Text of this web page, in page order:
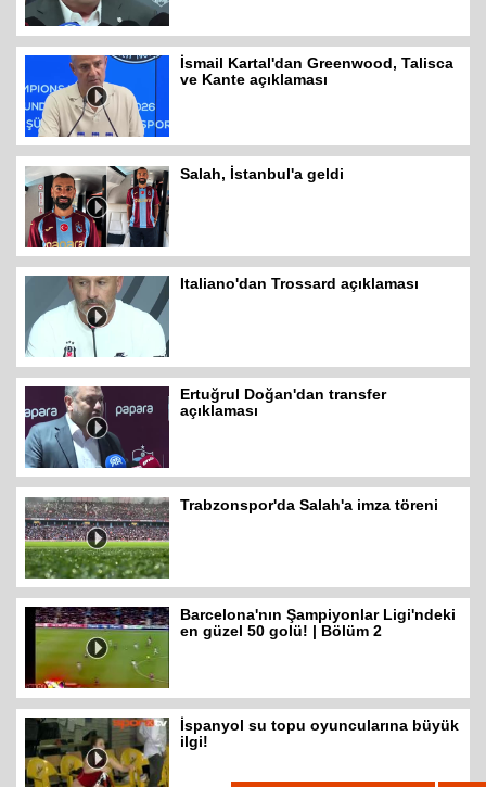
İsmail Kartal'dan Greenwood, Talisca
ve Kante açıklaması
Salah, İstanbul'a geldi
Italiano'dan Trossard açıklaması
Ertuğrul Doğan'dan transfer
açıklaması
Trabzonspor'da Salah'a imza töreni
Barcelona'nın Şampiyonlar Ligi'ndeki
en güzel 50 golü! | Bölüm 2
İspanyol su topu oyuncularına büyük
ilgi!